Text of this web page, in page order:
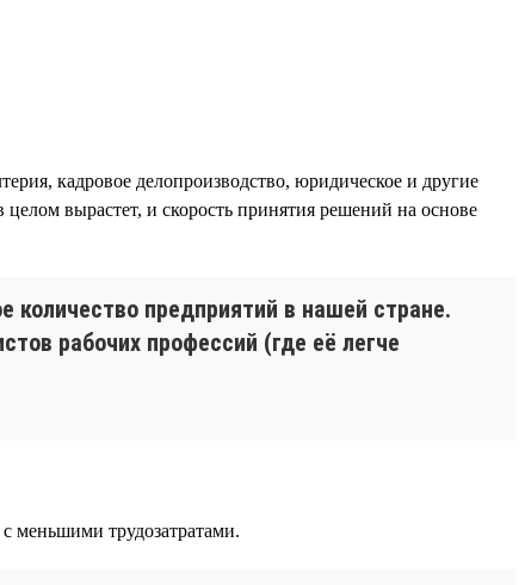
кадровое делопроизводство, юридическое и другие
целом вырастет, и скорость принятия решений на основе
предприятий в нашей стране.
рабочих профессий (где её легче
меньшими трудозатратами.